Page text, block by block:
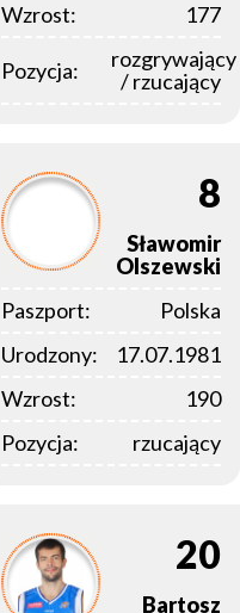
Wzrost:
177
Pozycja:
rozgrywający
/ rzucający
8
Sławomir
Olszewski
Paszport:
Polska
Urodzony:
17.07.1981
Wzrost:
190
Pozycja:
rzucający
20
Bartosz